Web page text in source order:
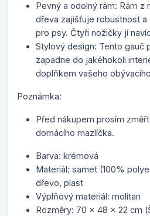
Pevný a odolný rám: Rám z
dřeva zajišťuje robustnost
pro psy. Čtyři nožičky jí
Stylový design: Tento gauč
zapadne do jakéhokoli
doplňkem vašeho
Poznámka:
Před nákupem prosím
domácího mazlíčka.
Barva: krémová
Materiál: samet (100%
dřevo, plast
Výplňový materiál: molitan
Rozměry: 70 x 48 x 22 cm